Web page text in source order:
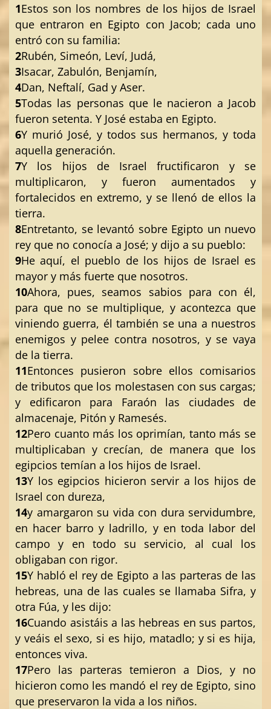
1Estos son los nombres de los hijos de Israel
que entraron en Egipto con Jacob; cada uno
entró con su familia:
2Rubén, Simeón, Leví, Judá,
3Isacar, Zabulón, Benjamín,
4Dan, Neftalí, Gad y Aser.
5Todas las personas que le nacieron a Jacob
fueron setenta. Y José estaba en Egipto.
6Y murió José, y todos sus hermanos, y toda
aquella generación.
7Y los hijos de Israel fructificaron y se
multiplicaron, y fueron aumentados y
fortalecidos en extremo, y se llenó de ellos la
tierra.
8Entretanto, se levantó sobre Egipto un nuevo
rey que no conocía a José; y dijo a su pueblo:
9He aquí, el pueblo de los hijos de Israel es
mayor y más fuerte que nosotros.
10Ahora, pues, seamos sabios para con él,
para que no se multiplique, y acontezca que
viniendo guerra, él también se una a nuestros
enemigos y pelee contra nosotros, y se vaya
de la tierra.
11Entonces pusieron sobre ellos comisarios
de tributos que los molestasen con sus cargas;
y edificaron para Faraón las ciudades de
almacenaje, Pitón y Ramesés.
12Pero cuanto más los oprimían, tanto más se
multiplicaban y crecían, de manera que los
egipcios temían a los hijos de Israel.
13Y los egipcios hicieron servir a los hijos de
Israel con dureza,
14y amargaron su vida con dura servidumbre,
en hacer barro y ladrillo, y en toda labor del
campo y en todo su servicio, al cual los
obligaban con rigor.
15Y habló el rey de Egipto a las parteras de las
hebreas, una de las cuales se llamaba Sifra, y
otra Fúa, y les dijo:
16Cuando asistáis a las hebreas en sus partos,
y veáis el sexo, si es hijo, matadlo; y si es hija,
entonces viva.
17Pero las parteras temieron a Dios, y no
hicieron como les mandó el rey de Egipto, sino
que preservaron la vida a los niños.